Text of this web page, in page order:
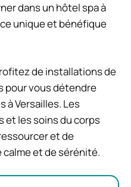
dans un hôtel spa à
unique et bénéfique
de installations de
pour vous détendre
à Versailles. Les
et les soins du corps
et de
et de sérénité.